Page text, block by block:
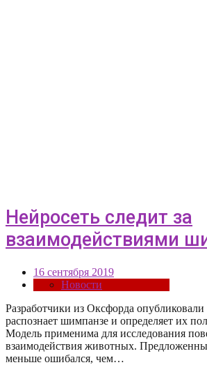
Нейросеть следит за
взаимодействиями
16 сентября 2019
Новости
Разработчики из Оксфорда опубликовали
распознает шимпанзе и определяет их
Модель применима для исследования
взаимодействия животных.
меньше ошибался, чем…